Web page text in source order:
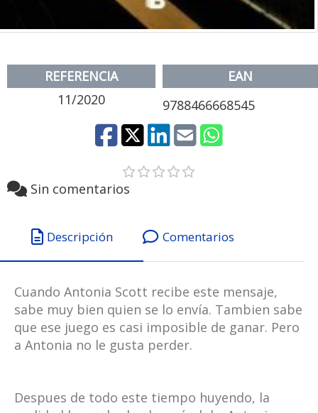
REFERENCIA
11/2020
EAN
9788466668545
Sin comentarios
Descripción Comentarios
Cuando Antonia Scott recibe este mensaje,
sabe muy bien quien se lo envía. Tambien sabe
que ese juego es casi imposible de ganar. Pero
a Antonia no le gusta perder.
Despues de todo este tiempo huyendo, la